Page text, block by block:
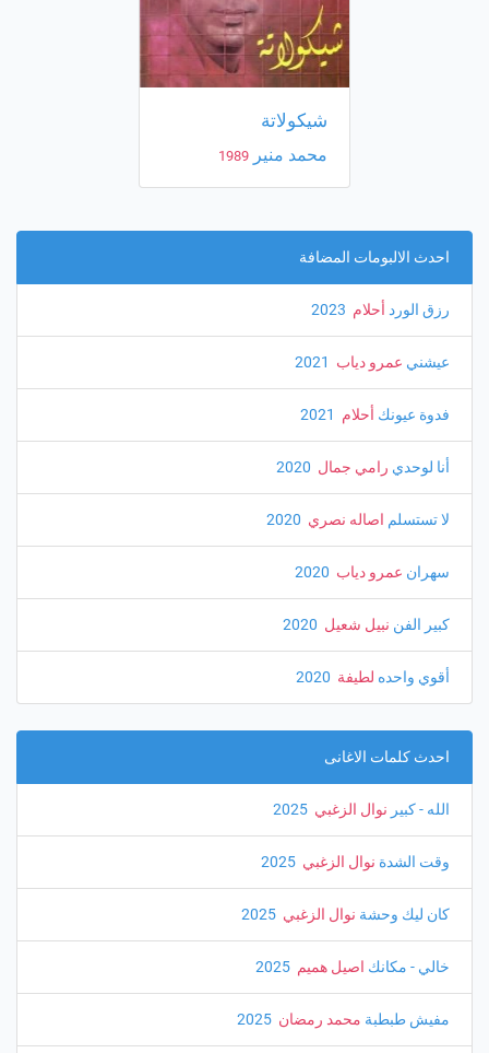
شيكولاتة
محمد منير 1989
احدث الالبومات المضافة
رزق الورد أحلام
عيشني عمرو دياب
فدوة عيونك أحلام
أنا لوحدي رامي جمال
لا تستسلم اصاله نصري
سهران عمرو دياب
كبير الفن نبيل شعيل
أقوي واحده لطيفة
احدث كلمات الاغانى
الله - كبير نوال الزغبي
وقت الشدة نوال الزغبي
كان ليك وحشة نوال الزغبي
خالي - مكانك اصيل هميم
مفيش طبطبة محمد رمضان